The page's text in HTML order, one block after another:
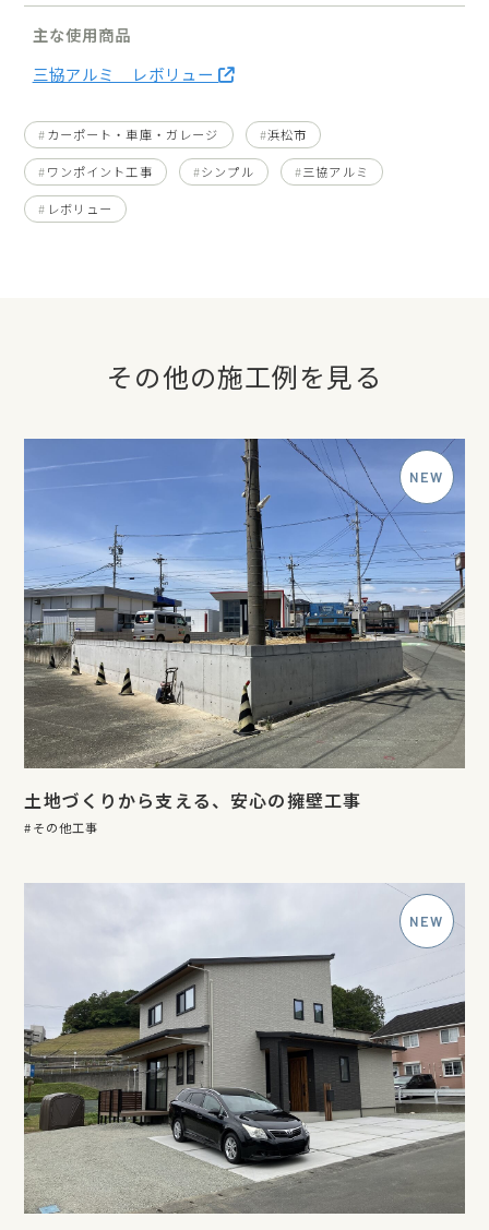
主な使用商品
三協アルミ レボリュー
カーポート・車庫・ガレージ 浜松市
ワンポイント工事 シンプル 三協アルミ
レボリュー
その他の施工例を見る
土地づくりから支える、安心の擁壁工事
その他工事